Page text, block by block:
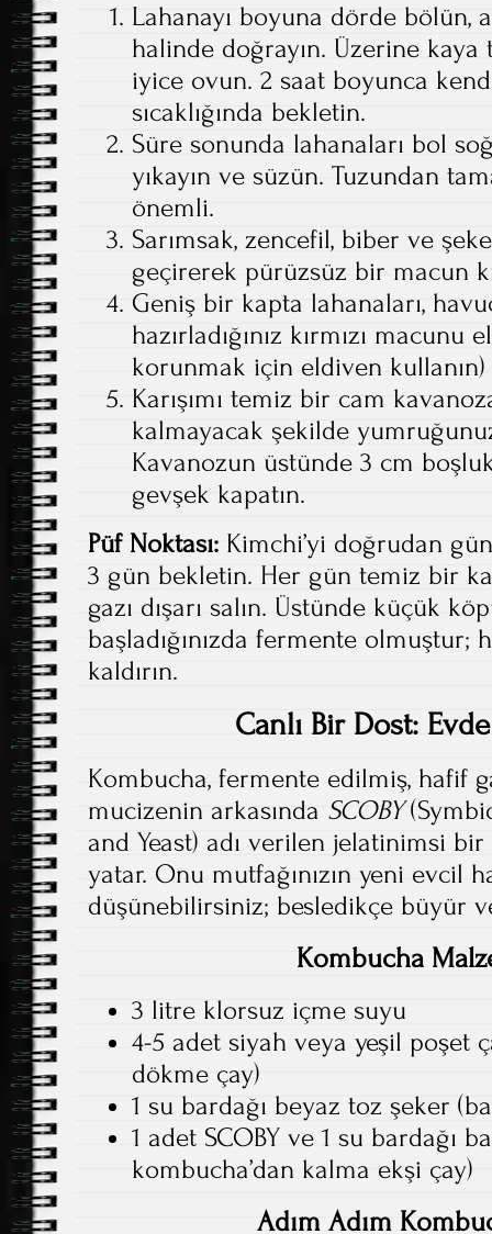
Lahanayı boyuna dörde bölün,
halinde doğrayın. Üzerine
iyice ovun. 2 saat boyunca
sıcaklığında bekletin.
Süre sonunda lahanaları bol
yıkayın ve süzün. Tuzundan
önemli.
Sarımsak, zencefil, biber ve
geçirerek pürüzsüz bir macun
Geniş bir kapta lahanaları,
hazırladığınız kırmızı macunu
korunmak için eldiven
Karışımı temiz bir cam
kalmayacak şekilde
Kavanozun üstünde 3 cm
gevşek kapatın.
Püf Noktası: Kimchi’yi doğrudan
3 gün bekletin. Her gün temiz bir
gazı dışarı salın. Üstünde küçük
başladığınızda fermente olmuştur;
kaldırın.
Canlı Bir Dost:
Kombucha, fermente edilmiş, hafif
mucizenin arkasında SCOBY
and Yeast) adı verilen jelatinimsi
yatar. Onu mutfağınızın yeni evcil
düşünebilirsiniz; besledikçe büyür
Kombucha
3 litre klorsuz içme suyu
4-5 adet siyah veya yeşil poşet
dökme çay)
1 su bardağı beyaz toz şeker
1 adet SCOBY ve 1 su bardağı
kombucha’dan kalma ekşi çay)
Adım Adım